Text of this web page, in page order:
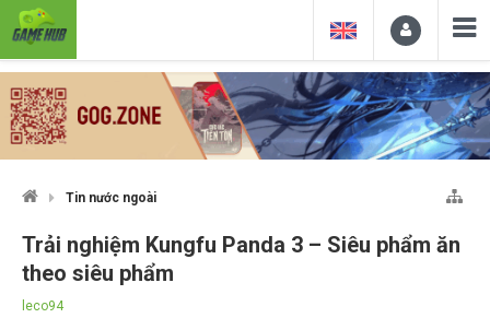
Tin nước ngoài
Trải nghiệm Kungfu Panda 3 – Siêu phẩm ăn
theo siêu phẩm
leco94